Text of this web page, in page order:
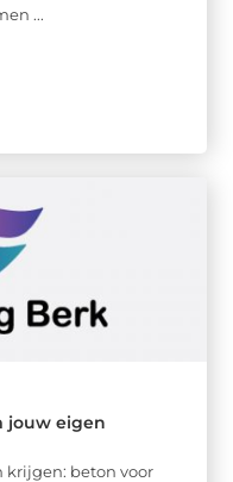
...
jouw eigen
krijgen: beton voor